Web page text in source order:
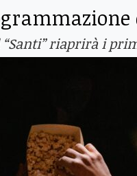
“Santi” riaprirà i